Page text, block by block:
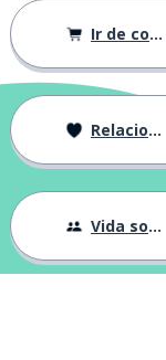
Ir de compras
Relaciones
Vida social